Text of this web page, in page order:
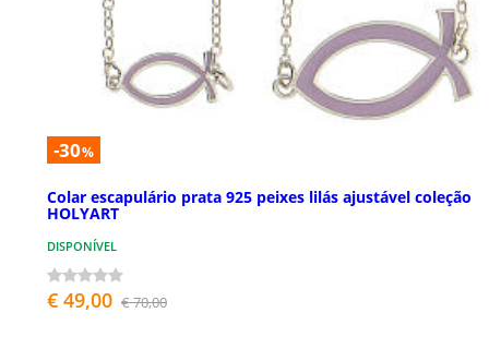
-30%
Colar escapulário prata 925 peixes lilás ajustável coleção
HOLYART
DISPONÍVEL
€ 49,00 € 70,00